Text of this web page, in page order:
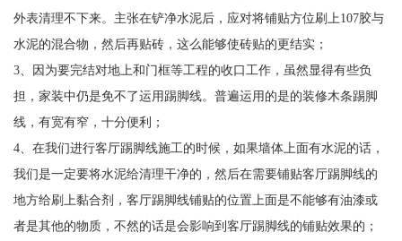
外表清理不下来。主张在铲净水泥后，应对将铺贴方位刷上107胶与
水泥的混合物，然后再贴砖，这么能够使砖贴的更结实；
3、因为要完结对地上和门框等工程的收口工作，虽然显得有些负
担，家装中仍是免不了运用踢脚线。普遍运用的是的装修木条踢脚
线，有宽有窄，十分便利；
4、在我们进行客厅踢脚线施工的时候，如果墙体上面有水泥的话，
我们是一定要将水泥给清理干净的，然后在需要铺贴客厅踢脚线的
地方给刷上黏合剂，客厅踢脚线铺贴的位置上面是不能够有油漆或
者是其他的物质，不然的话是会影响到客厅踢脚线的铺贴效果的；